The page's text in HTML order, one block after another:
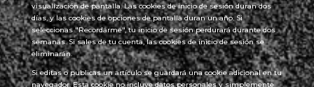
visualización de pantalla. Las cookies de inicio de sesión duran dos
días, y las cookies de opciones de pantalla duran un año. Si
seleccionas "Recordarme", tu inicio de sesión perdurará durante dos
semanas. Si sales de tu cuenta, las cookies de inicio de sesión se
eliminarán.
Si editas o publicas un artículo se guardará una cookie adicional en tu
navegador. Esta cookie no incluye datos personales y simplemente